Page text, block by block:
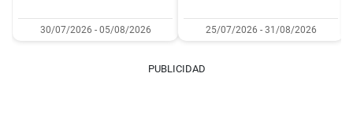
30/07/2026 - 05/08/2026 25/07/2026 - 31/08/2026
PUBLICIDAD